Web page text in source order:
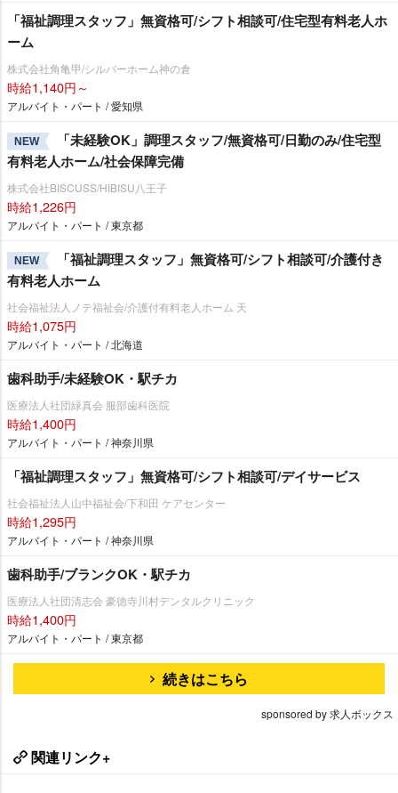
「福祉調理スタッフ」無資格可/シフト相談可/住宅型有料老人ホ
ーム
株式会社角亀甲/シルバーホーム神の倉
時給1,140円～
アルバイト・パート / 愛知県
NEW
「未経験OK」調理スタッフ/無資格可/日勤のみ/住宅型
有料老人ホーム/社会保障完備
株式会社BISCUSS/HIBISU八王子
時給1,226円
アルバイト・パート / 東京都
NEW
「福祉調理スタッフ」無資格可/シフト相談可/介護付き
有料老人ホーム
社会福祉法人ノテ福祉会/介護付有料老人ホーム 天
時給1,075円
アルバイト・パート / 北海道
歯科助手/未経験OK・駅チカ
医療法人社団緑真会 服部歯科医院
時給1,400円
アルバイト・パート / 神奈川県
「福祉調理スタッフ」無資格可/シフト相談可/デイサービス
社会福祉法人山中福祉会/下和田 ケアセンター
時給1,295円
アルバイト・パート / 神奈川県
歯科助手/ブランクOK・駅チカ
医療法人社団清志会 豪徳寺川村デンタルクリニック
時給1,400円
アルバイト・パート / 東京都
続きはこちら
sponsored by 求人ボックス
関連リンク+